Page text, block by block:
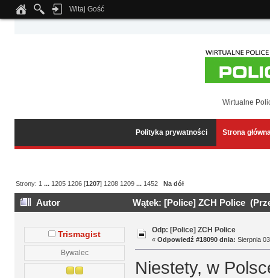
Notice: Undefined index: tapatalk_body_hook in
Witaj Gość
Wirtualne
Polityka prywatności Strona
Strony: 1 ... 1205 1206 [1207] 1208 1209 ... 1452 Na dół
Autor Wątek: [Police] ZCH Police
Trismagist
Bywalec
Odp: [Police] ZCH Police
« Odpowiedź #18090 dnia: Sierpnia
Niestety, w